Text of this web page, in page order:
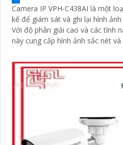
Camera IP VPH-C438AI là một
kế để giám sát và ghi lại hình
Với độ phân giải cao và các tính
này cung cấp hình ảnh sắc nét